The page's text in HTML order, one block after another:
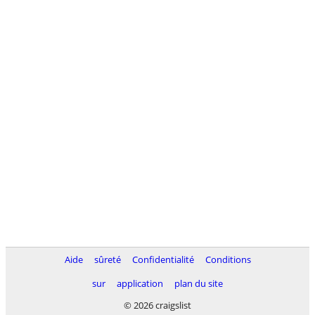
Aide sûreté Confidentialité
Conditions
sur
application
plan du site
© 2026 craigslist